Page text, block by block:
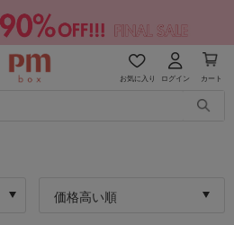
お気に入り ログイン カート
価格高い順